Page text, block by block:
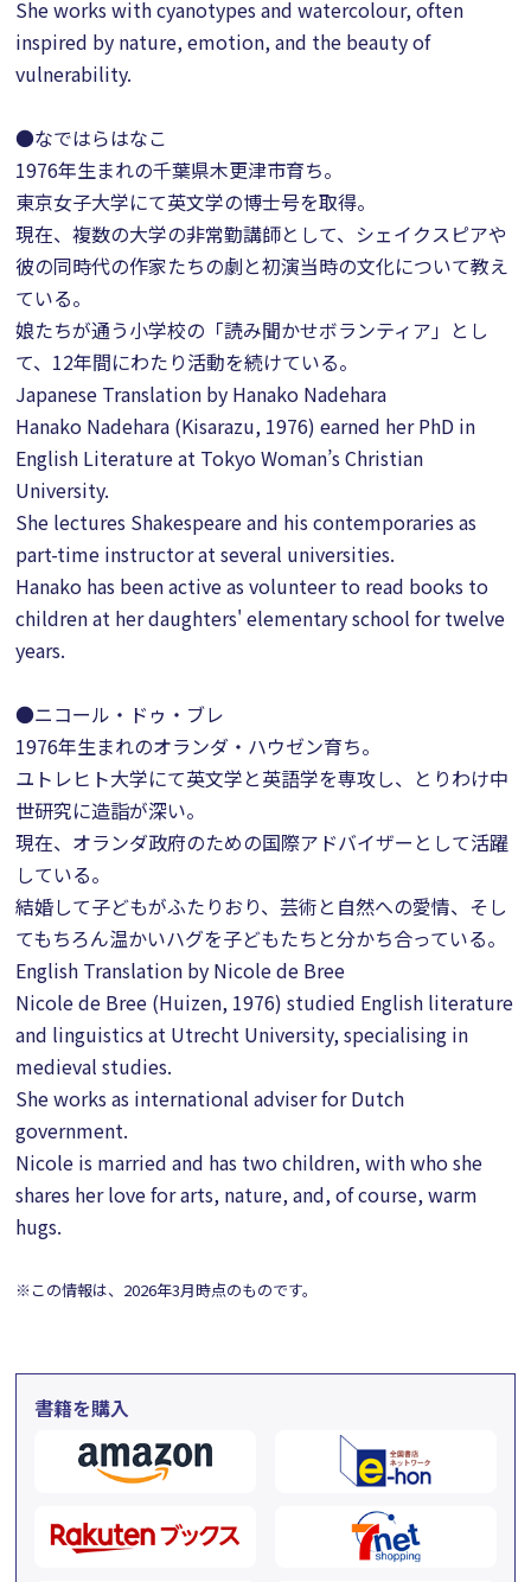
She works with cyanotypes and watercolour, often
inspired by nature, emotion, and the beauty of
vulnerability.
●なではらはなこ
1976年生まれの千葉県木更津市育ち。
東京女子大学にて英文学の博士号を取得。
現在、複数の大学の非常勤講師として、シェイクスピアや
彼の同時代の作家たちの劇と初演当時の文化について教え
ている。
娘たちが通う小学校の「読み聞かせボランティア」とし
て、12年間にわたり活動を続けている。
Japanese Translation by Hanako Nadehara
Hanako Nadehara (Kisarazu, 1976) earned her PhD in
English Literature at Tokyo Woman’s Christian
University.
She lectures Shakespeare and his contemporaries as
part-time instructor at several universities.
Hanako has been active as volunteer to read books to
children at her daughters' elementary school for twelve
years.
●ニコール・ドゥ・ブレ
1976年生まれのオランダ・ハウゼン育ち。
ユトレヒト大学にて英文学と英語学を専攻し、とりわけ中
世研究に造詣が深い。
現在、オランダ政府のための国際アドバイザーとして活躍
している。
結婚して子どもがふたりおり、芸術と自然への愛情、そし
てもちろん温かいハグを子どもたちと分かち合っている。
English Translation by Nicole de Bree
Nicole de Bree (Huizen, 1976) studied English literature
and linguistics at Utrecht University, specialising in
medieval studies.
She works as international adviser for Dutch
government.
Nicole is married and has two children, with who she
shares her love for arts, nature, and, of course, warm
hugs.
※この情報は、2026年3月時点のものです。
書籍を購入